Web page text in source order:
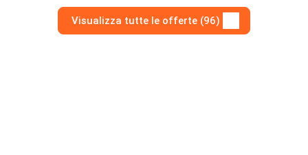
Visualizza tutte le offerte (96)